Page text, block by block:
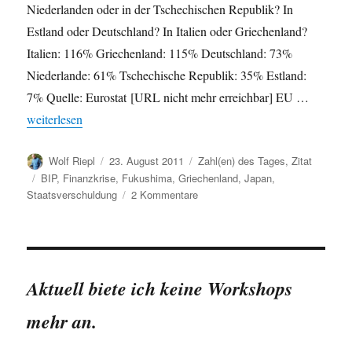
Niederlanden oder in der Tschechischen Republik? In
Estland oder Deutschland? In Italien oder Griechenland?
Italien: 116% Griechenland: 115% Deutschland: 73%
Niederlande: 61% Tschechische Republik: 35% Estland:
7% Quelle: Eurostat [URL nicht mehr erreichbar] EU …
„Staatsverschuldung: Einige Beispiele“
weiterlesen
Autor
Wolf Riepl
Veröffentlicht
am
23. August 2011 Kategorien
Zahl(en) des Tages,Zitat
Schlagwörter
BIP, Finanzkrise, Fukushima,Griechenland,Japan,
Staatsverschuldung
2 Kommentarezu
Beispiele
Aktuell biete ich keine Workshops
mehr an.